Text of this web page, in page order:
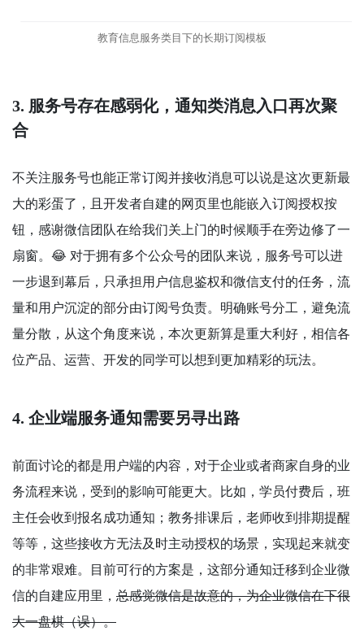
教育信息服务类目下的长期订阅模板
3. 服务号存在感弱化，通知类消息入口再次聚
合
不关注服务号也能正常订阅并接收消息可以说是这次更新最
大的彩蛋了，且开发者自建的网页里也能嵌入订阅授权按
钮，感谢微信团队在给我们关上门的时候顺手在旁边修了一
扇窗。😂 对于拥有多个公众号的团队来说，服务号可以进
一步退到幕后，只承担用户信息鉴权和微信支付的任务，流
量和用户沉淀的部分由订阅号负责。明确账号分工，避免流
量分散，从这个角度来说，本次更新算是重大利好，相信各
位产品、运营、开发的同学可以想到更加精彩的玩法。
4. 企业端服务通知需要另寻出路
前面讨论的都是用户端的内容，对于企业或者商家自身的业
务流程来说，受到的影响可能更大。比如，学员付费后，班
主任会收到报名成功通知；教务排课后，老师收到排期提醒
等等，这些接收方无法及时主动授权的场景，实现起来就变
的非常艰难。目前可行的方案是，这部分通知迁移到企业微
信的自建应用里， 总感觉微信是故意的，为企业微信在下很
大一盘棋（误）。